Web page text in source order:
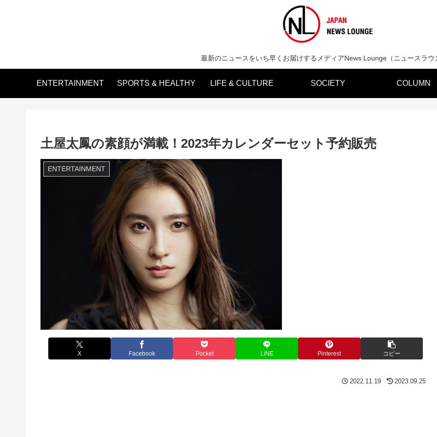
最新のニュースをいち早くお届けするメディアNews Lounge（ニュースラウ
ENTERTAINMENT SPORTS & HEALTHY LIFE & CULTURE SOCIETY COLUMN
土屋太鳳の素顔が満載！2023年カレンダーセット予約販売
ENTERTAINMENT
X Facebook Pocket LINE Pinterest コピー
2022.11.19 2023.09.25